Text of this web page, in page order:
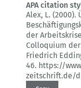
APA citation
Alex, L. (2000).
der
Colloquium
Friedrich
46. https://
zeitschrift.de/